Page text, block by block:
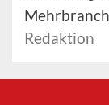
Redaktion